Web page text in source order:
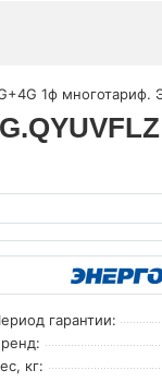
1ф многотариф.
гарантии:
кг: